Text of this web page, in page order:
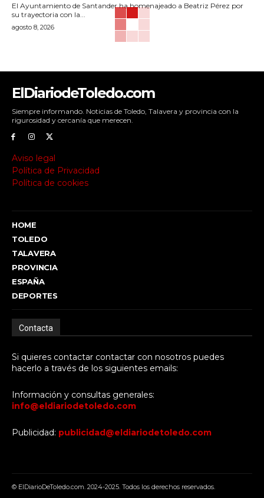
El Ayuntamiento de Santander ha homenajeado a Beatriz Pérez por
su trayectoria con la...
agosto 8, 2026
ElDiariodeToledo.com
Siempre informando. Noticias de Toledo, Talavera y provincia con la
rigurosidad y cercanía que merecen.
Aviso legal
Política de Privacidad
Política de cookies
HOME
TOLEDO
TALAVERA
PROVINCIA
ESPAÑA
DEPORTES
Contacta
Si quieres contactar contactar con nosotros puedes
hacerlo a través de los siguientes emails:
Información y consultas generales:
info@eldiariodetoledo.com
Publicidad: publicidad@eldiariodetoledo.com
© ElDiarioDeToledo.com. 2024-2025. Todos los derechos reservados.